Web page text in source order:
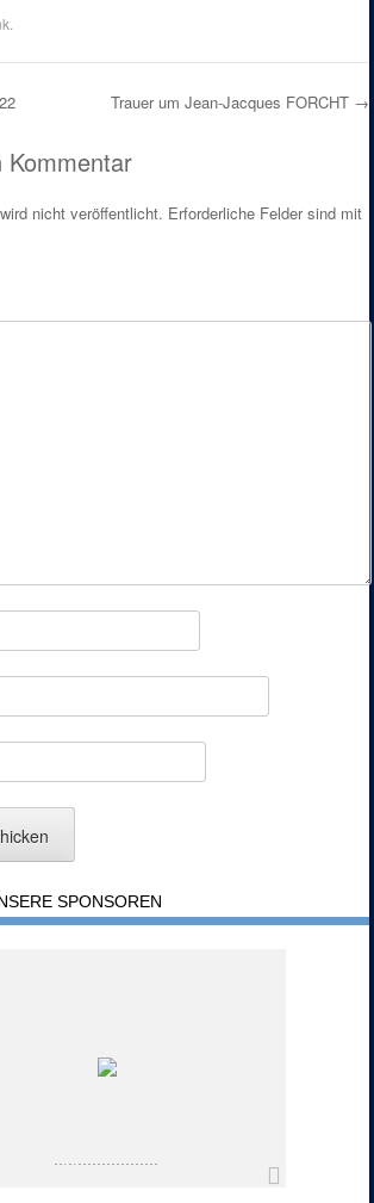
Trauer um Jean-Jacques FORCHT →
Kommentar
nicht veröffentlicht. Erforderliche Felder sind mit
SPONSOREN